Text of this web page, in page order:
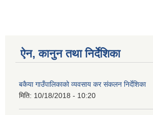
ऐन, कानुन तथा निर्देशिका
बकैया गाउँपालिकाको व्यवसाय कर संकलन निर्देशिका
मिति: 10/18/2018 - 10:20